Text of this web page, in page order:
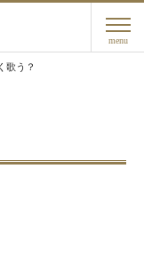
menu
歌う？